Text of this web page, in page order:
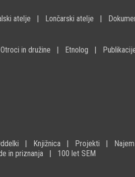
atelje Lončarski atelje
Otroci in družine Etnolog
Knjižnica Projekti
in priznanja 100 let SEM